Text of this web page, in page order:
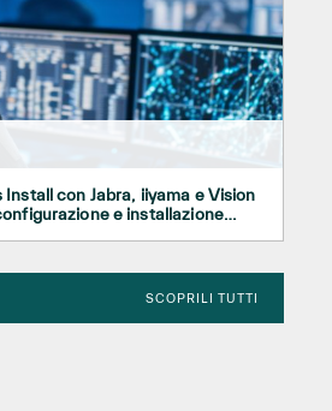
con Jabra, iiyama e Vision
e installazione
SCOPRILI TUTTI